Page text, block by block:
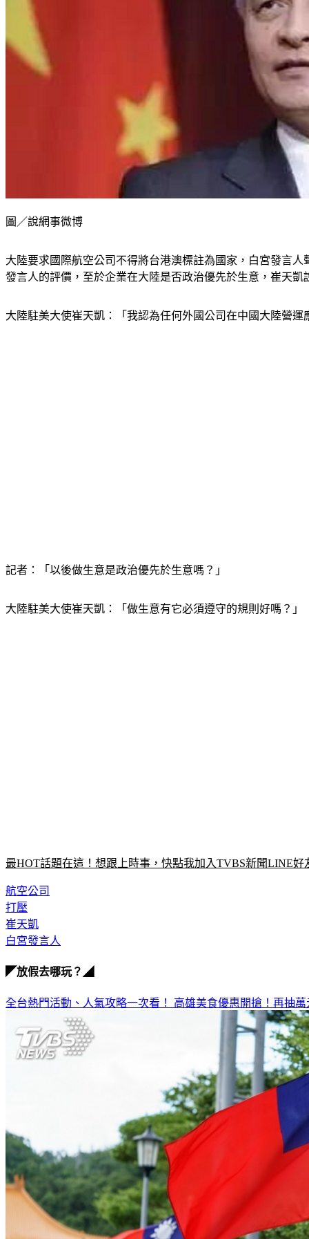
圖／說網事微博
大陸要求國際航空公司不得將台港澳標註為國家，白宮發言
發言人的評價，至於企業在大陸是否政治優先於生意，崔天凱
大陸駐美大使崔天凱：「我認為任何外國公司在中國大陸營
記者：「以後做生意是政治優先於生意嗎？」
大陸駐美大使崔天凱：「做生意有它必須遵守的規則好嗎？」
最HOT話題在這！想跟上時事，快點我加入TVBS新聞LINE好
航空公司
打壓
崔天凱
白宮發言人
◤放假去哪玩？◢
全台熱門活動、人氣攻略一次看！ 高雄美食優惠開搶！再抽